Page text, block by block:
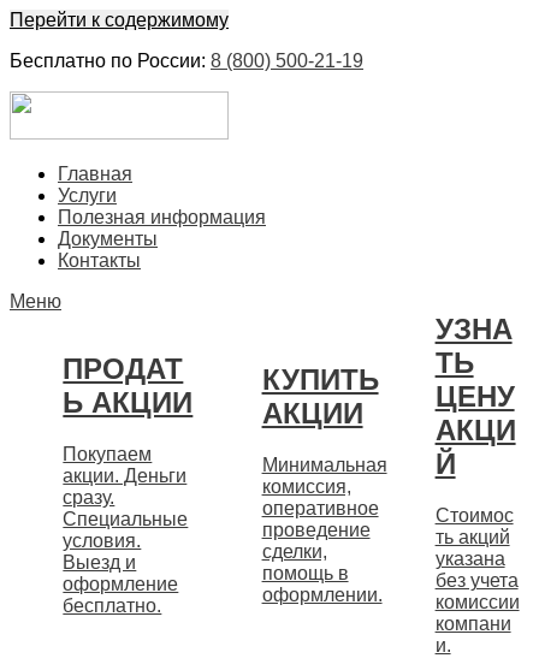
Перейти к содержимому
Бесплатно по России: 8 (800) 500-21-19
БыстроГлавная
Услуги
Полезная информация
Документы
Контакты
Меню
ПРОДАТ
Ь АКЦИИ
Покупаем
акции. Деньги
сразу.
Специальные
условия.
Выезд и
оформление
бесплатно.
КУПИТЬ
АКЦИИ
Минимальная
комиссия,
оперативное
проведение
сделки,
помощь в
оформлении.
УЗНА
ТЬ
ЦЕНУ
АКЦИ
Й
Стоимос
ть акций
указана
без учета
комиссии
компани
и.